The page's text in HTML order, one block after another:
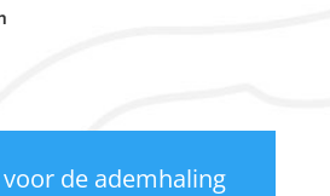
de ademhaling